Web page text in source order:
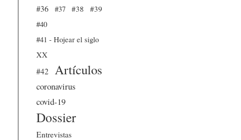
#36
#37 #38
#39
#40
#41 - Hojear el siglo
XX
#42
Artículos
coronavirus
covid-19
Dossier
Entrevistas